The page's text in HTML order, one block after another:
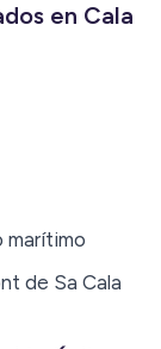
en Cala
marítimo
de Sa Cala